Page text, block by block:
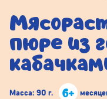
пюре из
Масса: 90 г. 6+